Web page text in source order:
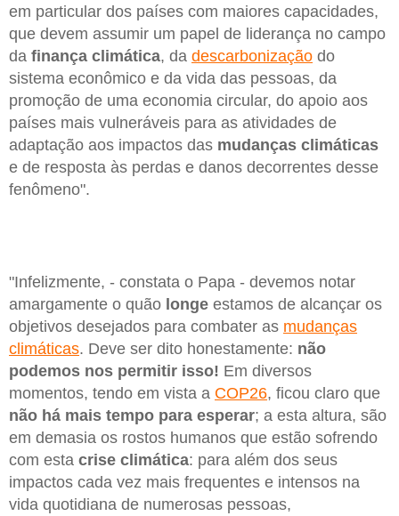
em particular dos países com maiores capacidades,
que devem assumir um papel de liderança no campo
da finança climática, da descarbonização do
sistema econômico e da vida das pessoas, da
promoção de uma economia circular, do apoio aos
países mais vulneráveis para as atividades de
adaptação aos impactos das mudanças climáticas
e de resposta às perdas e danos decorrentes desse
fenômeno".
"Infelizmente, - constata o Papa - devemos notar
amargamente o quão longe estamos de alcançar os
objetivos desejados para combater as mudanças
climáticas. Deve ser dito honestamente: não
podemos nos permitir isso! Em diversos
momentos, tendo em vista a COP26, ficou claro que
não há mais tempo para esperar; a esta altura, são
em demasia os rostos humanos que estão sofrendo
com esta crise climática: para além dos seus
impactos cada vez mais frequentes e intensos na
vida quotidiana de numerosas pessoas,